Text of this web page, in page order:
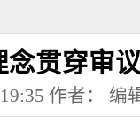
念贯穿审
作者： 编